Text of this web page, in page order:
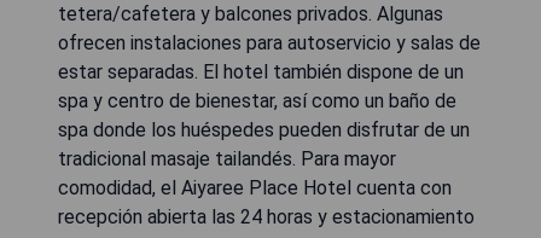
tetera/cafetera y balcones privados. Algunas
ofrecen instalaciones para autoservicio y salas de
estar separadas. El hotel también dispone de un
spa y centro de bienestar, así como un baño de
spa donde los huéspedes pueden disfrutar de un
tradicional masaje tailandés. Para mayor
comodidad, el Aiyaree Place Hotel cuenta con
recepción abierta las 24 horas y estacionamiento